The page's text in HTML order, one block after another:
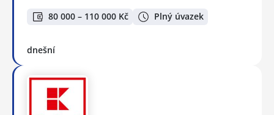
80 000 – 110 000 Kč Plný úvazek
dnešní